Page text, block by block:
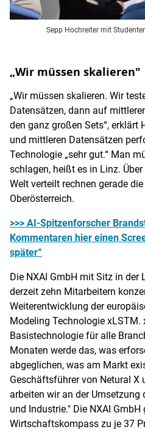
Sepp Hochreiter mit
„Wir müssen skalieren"
„Wir müssen skalieren. Wir
Datensätzen, dann auf
den ganz großen Sets“, erklärt
und mittleren Datensätzen
Technologie „sehr gut.“ Man
schlagen, heißt es in Linz.
Welt verteilt rechnen gerade
Oberösterreich.
>>> AI-Spitzenforscher
Kommentaren hier einen
später“
Die NXAI GmbH mit Sitz in der
derzeit zehn Mitarbeitern
Weiterentwicklung der
Modeling Technologie xLSTM.
Basistechnologie für alle
Monaten werde das, was
abgeglichen, was am Markt
Geschäftsführer von Netural X
arbeiten wir an der
und Industrie." Die NXAI
Wirtschaftskompass zu je 37